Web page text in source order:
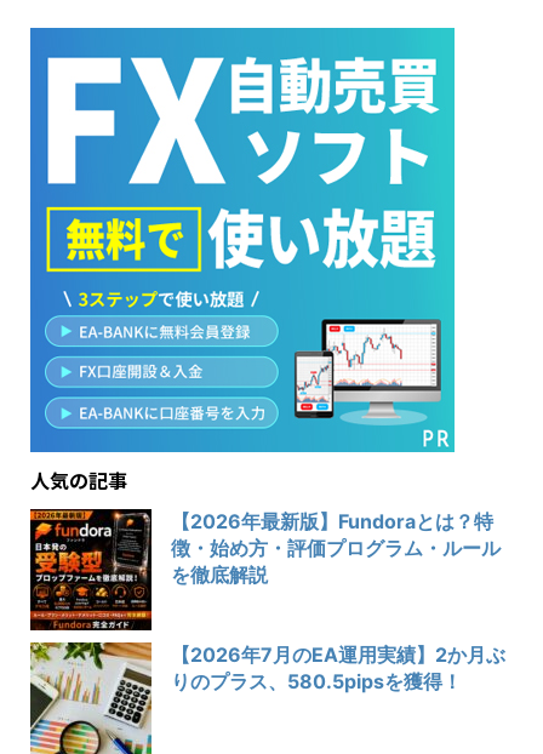
人気の記事
【2026年最新版】Fundoraとは？特
徴・始め方・評価プログラム・ルール
を徹底解説
【2026年7月のEA運用実績】2か月ぶ
りのプラス、580.5pipsを獲得！